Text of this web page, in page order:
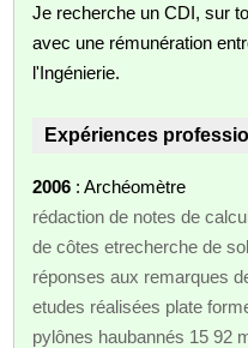
Je recherche un CDI, sur
avec une rémunération
l'Ingénierie.
Expériences
2006 : Archéomètre
rédaction de notes de
de côtes etrecherche de
réponses aux remarques
etudes réalisées plate
pylônes haubannés 15 92